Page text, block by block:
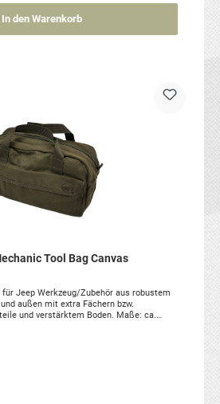
In den Warenkorb
Tool Bag Canvas
für Jeep Werkzeug/Zubehör aus robustem
außen mit extra Fächern bzw.
und verstärktem Boden. Maße: ca.